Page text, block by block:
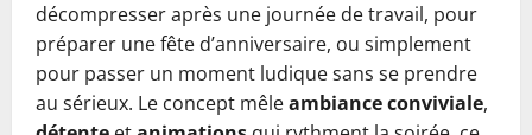
décompresser après une journée de travail, pour
préparer une fête d’anniversaire, ou simplement
pour passer un moment ludique sans se prendre
au sérieux. Le concept mêleambiance conviviale,